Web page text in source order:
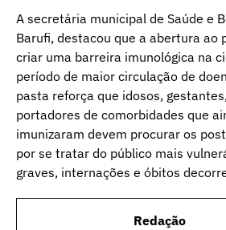
A secretária municipal de Saúde e
Barufi, destacou que a abertura ao
criar uma barreira imunológica na
período de maior circulação de
pasta reforça que idosos,
portadores de comorbidades que
imunizaram devem procurar os
por se tratar do público mais
graves, internações e óbitos
Redação